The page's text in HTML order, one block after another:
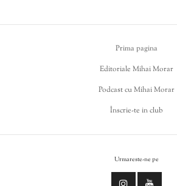
Prima pagina
Editoriale Mihai Morar
Podcast cu Mihai Morar
Înscrie-te in club
Urmareste-ne pe